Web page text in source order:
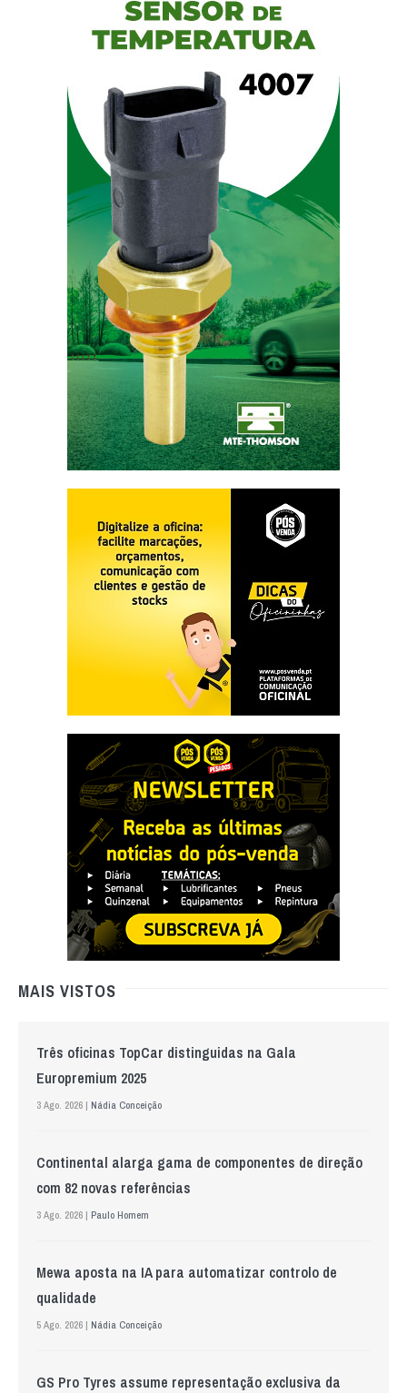
MAIS VISTOS
Três oficinas TopCar distinguidas na Gala
Europremium 2025
3 Ago. 2026 | Nádia Conceição
Continental alarga gama de componentes de direção
com 82 novas referências
3 Ago. 2026 | Paulo Homem
Mewa aposta na IA para automatizar controlo de
qualidade
5 Ago. 2026 | Nádia Conceição
GS Pro Tyres assume representação exclusiva da